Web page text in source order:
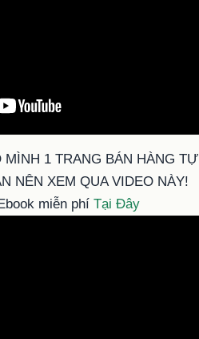
1 TRANG BÁN HÀNG TỰ
NÊN XEM QUA VIDEO NÀY!
miễn phí Tại Đây